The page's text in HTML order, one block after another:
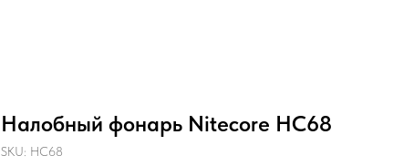
Налобный фонарь Nitecore HC68
SKU: HC68